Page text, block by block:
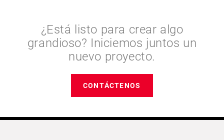
¿Está listo para crear algo
grandioso? Iniciemos juntos un
nuevo proyecto.
CONTÁCTENOS